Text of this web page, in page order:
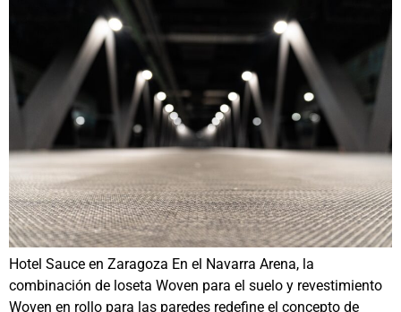
Hotel Sauce en Zaragoza En el Navarra Arena, la
combinación de loseta Woven para el suelo y revestimiento
Woven en rollo para las paredes redefine el concepto de